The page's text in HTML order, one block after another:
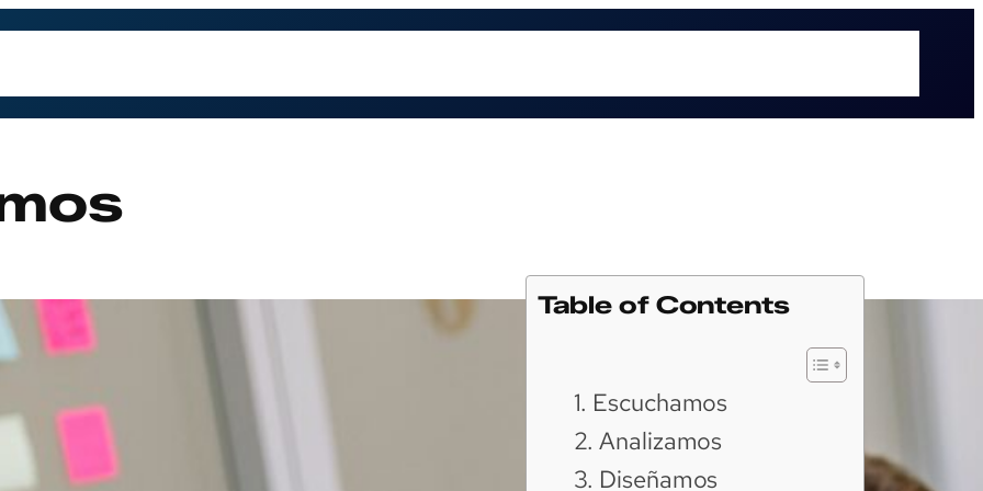
Table of Contents
1. Escuchamos
2. Analizamos
3. Diseñamos